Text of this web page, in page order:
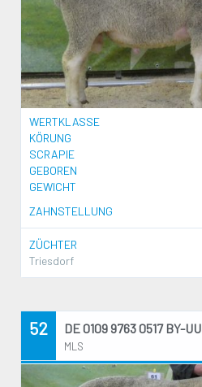
WERTKLASSE
KÖRUNG
SCRAPIE
GEBOREN
GEWICHT
ZAHNSTELLUNG
ZÜCHTER
Triesdorf
52 DE 0109 9763 0517 BY-UU
MLS